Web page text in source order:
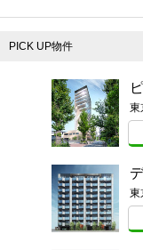
PICK UP物件
東
東